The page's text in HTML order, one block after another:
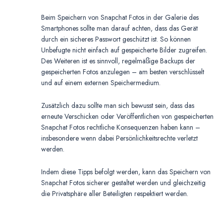
Beim Speichern von Snapchat Fotos in der Galerie des
Smartphones sollte man darauf achten, dass das Gerät
durch ein sicheres Passwort geschützt ist. So können
Unbefugte nicht einfach auf gespeicherte Bilder zugreifen.
Des Weiteren ist es sinnvoll, regelmäßige Backups der
gespeicherten Fotos anzulegen – am besten verschlüsselt
und auf einem externen Speichermedium.
Zusätzlich dazu sollte man sich bewusst sein, dass das
erneute Verschicken oder Veröffentlichen von gespeicherten
Snapchat Fotos rechtliche Konsequenzen haben kann –
insbesondere wenn dabei Persönlichkeitsrechte verletzt
werden.
Indem diese Tipps befolgt werden, kann das Speichern von
Snapchat Fotos sicherer gestaltet werden und gleichzeitig
die Privatsphäre aller Beteiligten respektiert werden.